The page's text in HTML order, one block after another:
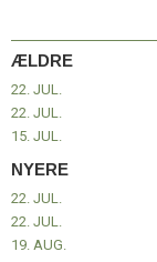
BaptistKirken
9.0:
Forside
10.0:
Nyheder
12.0:
Inspiration
13.0:
Værktøjskassen
14.0:
Mission
15.0:
Om
ÆLDRE
22. JUL.
22. JUL.
15. JUL.
NYERE
22. JUL.
22. JUL.
19. AUG.